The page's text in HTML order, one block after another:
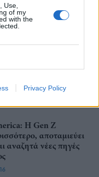
Use,
of my
with the
Privacy Policy
Η Gen Z
αποταμιεύει
αναζητά νέες πηγές